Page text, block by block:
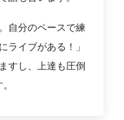
自分のペースで練
ライブがある！」
すし、上達も圧倒